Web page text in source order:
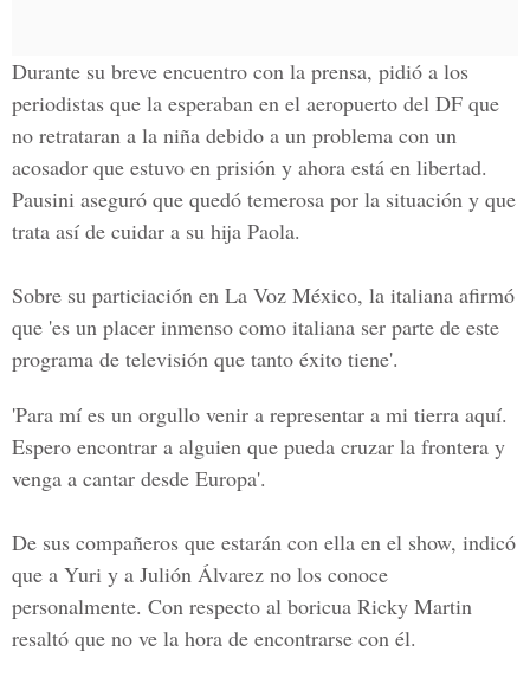
Durante su breve encuentro con la prensa, pidió a los
periodistas que la esperaban en el aeropuerto del DF que
no retrataran a la niña debido a un problema con un
acosador que estuvo en prisión y ahora está en libertad.
Pausini aseguró que quedó temerosa por la situación y que
trata así de cuidar a su hija Paola.
Sobre su particiación en La Voz México, la italiana afirmó
que 'es un placer inmenso como italiana ser parte de este
programa de televisión que tanto éxito tiene'.
'Para mí es un orgullo venir a representar a mi tierra aquí.
Espero encontrar a alguien que pueda cruzar la frontera y
venga a cantar desde Europa'.
De sus compañeros que estarán con ella en el show, indicó
que a Yuri y a Julión Álvarez no los conoce
personalmente. Con respecto al boricua Ricky Martin
resaltó que no ve la hora de encontrarse con él.